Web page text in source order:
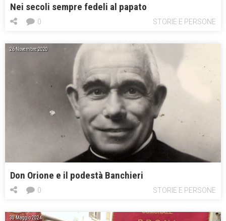
Nei secoli sempre fedeli al papato
STORIE E PERSONE
0
26 Novembre 2020
Don Orione e il podestà Banchieri
STORIE E PERSONE
0
30 Maggio 2024